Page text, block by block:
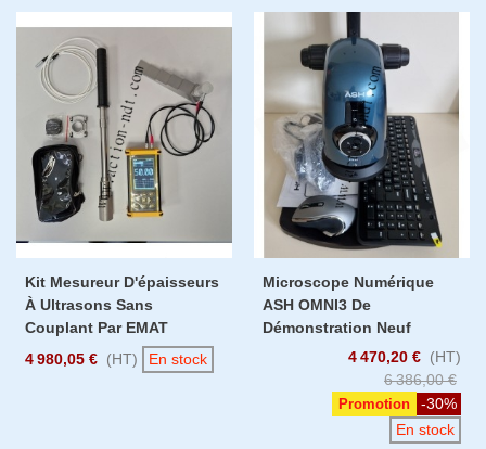
Kit Mesureur D'épaisseurs
À Ultrasons Sans
Couplant Par EMAT
4 980,05 € (HT) En stock
Microscope Numérique
ASH OMNI3 De
Démonstration Neuf
4 470,20 € (HT)
6 386,00 €
Promotion
-30%
En stock